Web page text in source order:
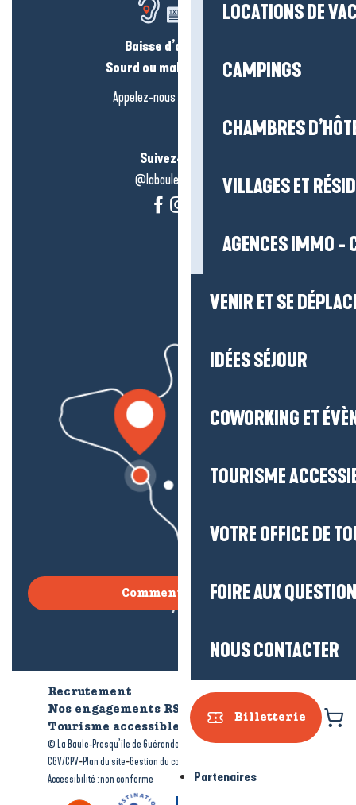
LOCATIONS DE
CAMPINGS
CHAMBRES
VILLAGES ET
AGENCES IMMO -
VENIR ET SE
IDÉES SÉJOUR
COWORKING ET
TOURISME
VOTRE OFFICE DE
FOIRE AUX
NOUS CONTACTER
Billetterie
Partenaires
Baisse d’audition ?
Sourd ou malentendant ?
Appelez-nous en
Suivez-nous !
@labauleguérande
Comment venir ?
Recrutement
Qui sommes-nous ?
Nos engagements RSE
Tourisme accessible
© La Baule-Presqu’île de Guérande tourisme-Mentions légales-
CGV/CPV-Plan du site-Gestion du consentement
Accessibilité : non conforme